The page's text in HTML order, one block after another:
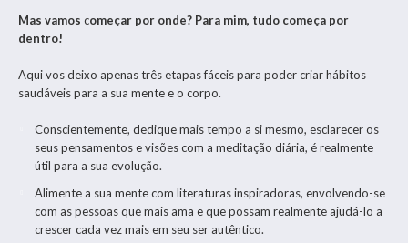
Mas vamos começar por onde? Para mim, tudo começa por
dentro!
Aqui vos deixo apenas três etapas fáceis para poder criar hábitos
saudáveis para a sua mente e o corpo.
Conscientemente, dedique mais tempo a si mesmo, esclarecer os
seus pensamentos e visões com a meditação diária, é realmente
útil para a sua evolução.
Alimente a sua mente com literaturas inspiradoras, envolvendo-se
com as pessoas que mais ama e que possam realmente ajudá-lo a
crescer cada vez mais em seu ser autêntico.